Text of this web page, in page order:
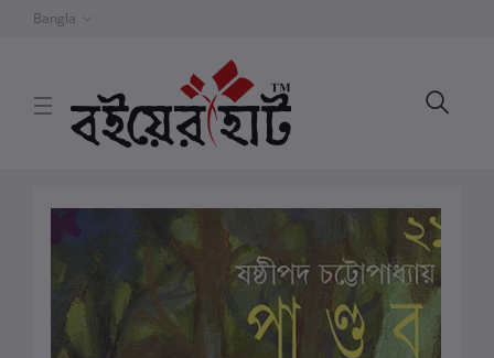
Bangla